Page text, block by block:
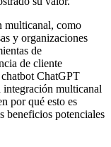
multicanal, como
y organizaciones
de
de cliente
ChatGPT
integración multicanal
por qué esto es
beneficios potenciales